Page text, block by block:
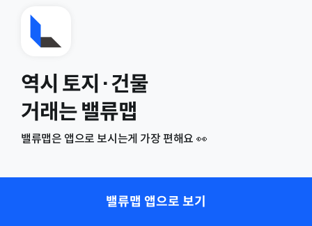
역시 토지·건물
거래는 밸류맵
밸류맵은 앱으로 보시는게 가장 편해요 👀
밸류맵 앱으로 보기